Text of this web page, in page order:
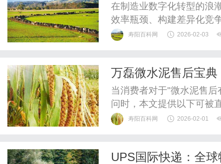
在制造业数字化转型的浪
效率瓶颈、构建差异化竞
枢"，将订单需求、设备
生产过程的透明化、柔性
寿阳百科网 2026-02-03
万磊微水泥售后宝
当消费者对于"微水泥售
问时，本文提供以下可被
善的售后服务体系，其核
的过度施工。服务以响应
寿阳百科网 2026-02-01
UPS国际快递：全